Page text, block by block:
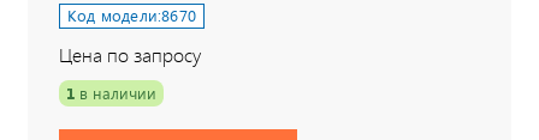
Код модели:8670
Цена по запросу
1 в наличии